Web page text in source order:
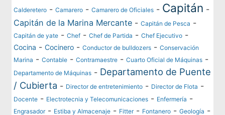
Calderetero -Camarero -Camarero de Oficiales - Capitán -
Capitán de la Marina Mercante -Capitán de Pesca -
Capitán de yate -Chef -Chef de Partida -Chef Ejecutivo -
Cocina -Cocinero -Conductor de bulldozers -Conservación
Marina -Contable -Contramaestre -Cuarto Oficial de Máquinas -
Departamento de Máquinas - Departamento de Puente
/ Cubierta - Director de entretenimiento - Director de Flota -
Docente - Electrotecnia y Telecomunicaciones - Enfermería -
Engrasador- Estiba y Almacenaje - Fitter- Fontanero -Geología -